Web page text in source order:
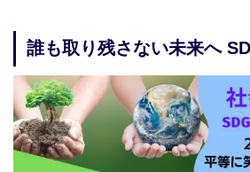
誰も取り残さない未来へ